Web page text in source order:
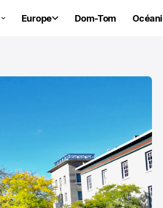
Europe Dom-Tom